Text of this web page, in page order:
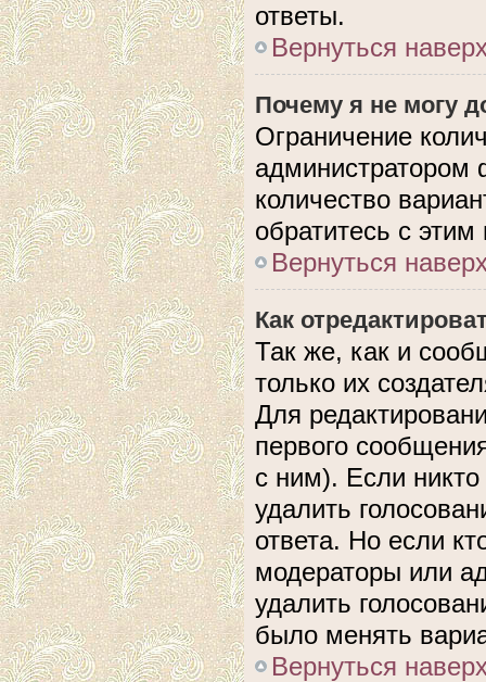
ответы.
Вернуться
Почему я не могу
Ограничение
количество
обратитесь с
Вернуться
Как
Так же, как и
только их
Для
первого
с ним). Если
удалить
ответа. Но если
модераторы или
удалить
было менять
Вернуться